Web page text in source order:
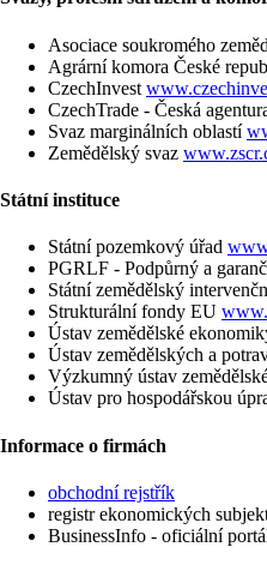
Asociace soukromého
Agrární komora České
CzechInvest
CzechTrade - Česká
Svaz marginálních oblastí
Zemědělský svaz
Státní instituce
Státní pozemkový úřad
PGRLF - Podpůrný a
Státní zemědělský
Strukturální fondy EU
Ústav zemědělské
Ústav zemědělských a
Výzkumný ústav
Ústav pro hospodářskou
Informace o firmách
obchodní rejstřík
registr ekonomických
BusinessInfo - oficiální